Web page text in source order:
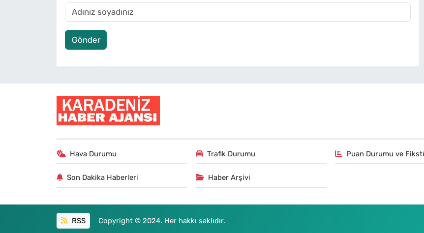
Gönder
Hava Durumu Trafik Durumu Puan Durumu ve
Son Dakika Haberleri Haber Arşivi
RSS Copyright © 2024. Her hakkı saklıdır.